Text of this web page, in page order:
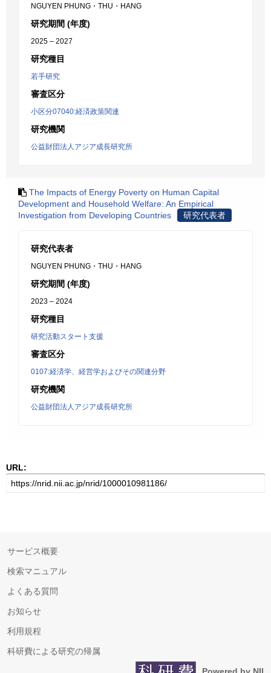
NGUYEN PHUNG・THU・HANG
研究期間 (年度)
2025 – 2027
研究種目
若手研究
審査区分
小区分07040:経済政策関連
研究機関
公益財団法人アジア成長研究所
The Impacts of Energy Poverty on Human Capital
Development and Household Welfare: An Empirical
Investigation from Developing Countries
研究代表者
研究代表者
NGUYEN PHUNG・THU・HANG
研究期間 (年度)
2023 – 2024
研究種目
研究活動スタート支援
審査区分
0107:経済学、経営学およびその関連分野
研究機関
公益財団法人アジア成長研究所
URL:
サービス概要
検索マニュアル
よくある質問
お知らせ
利用規程
科研費による研究の帰属